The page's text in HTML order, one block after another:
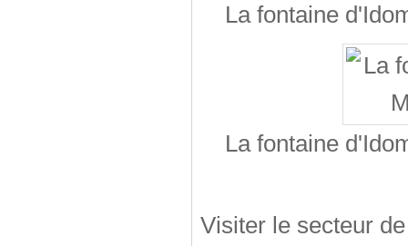
La fontaine
La fontaine
Visiter le secteur